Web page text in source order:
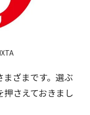
ざまです。選ぶ
さえておきまし